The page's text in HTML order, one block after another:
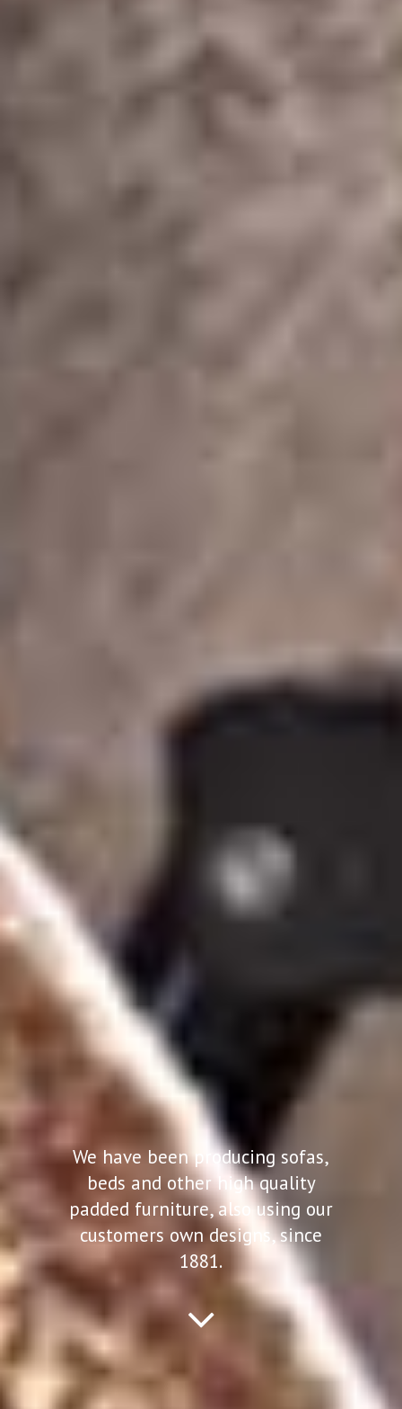
We have been producing sofas,
beds and other high quality
padded furniture, also using our
customers own designs, since
1881.